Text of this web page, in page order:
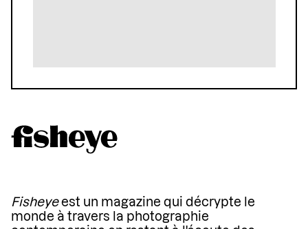
Fisheyeest un magazine qui décrypte le
monde à travers la photographie